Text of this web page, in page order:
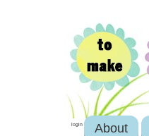
login About